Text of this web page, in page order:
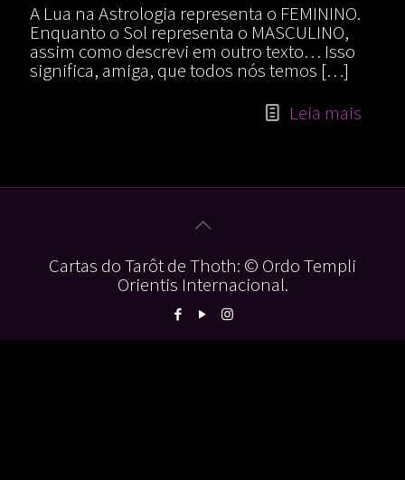
A Lua na Astrologia representa o FEMININO.
Enquanto o Sol representa o MASCULINO,
assim como descrevi em outro texto… Isso
significa, amiga, que todos nós temos […]
Leia mais
Cartas do Tarôt de Thoth: © Ordo Templi
Orientis Internacional.